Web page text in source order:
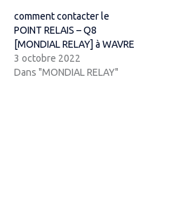
comment contacter le
POINT RELAIS – Q8
[MONDIAL RELAY] à WAVRE
3 octobre 2022
Dans "MONDIAL RELAY"